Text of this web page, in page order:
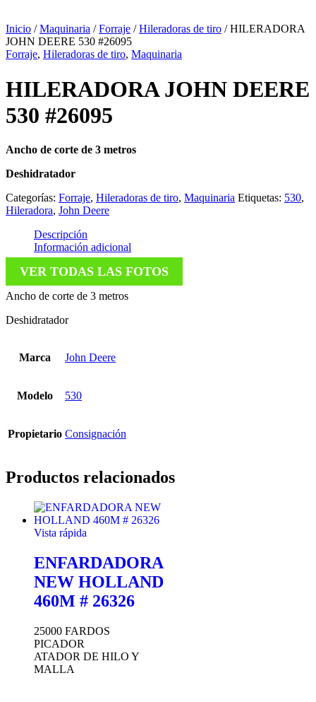
Inicio /Maquinaria /Forraje /Hileradoras de tiro / HILERADORA
JOHN DEERE 530 #26095
Forraje, Hileradoras de tiro, Maquinaria
HILERADORA JOHN DEERE
530 #26095
Ancho de corte de 3 metros
Deshidratador
Categorías: Forraje, Hileradoras de tiro, Maquinaria Etiquetas: 530,
Hileradora, John Deere
Descripción
Información adicional
VER TODAS LAS FOTOS
Ancho de corte de 3 metros
Deshidratador
Marca John Deere
Modelo 530
Propietario Consignación
Productos relacionados
Vista rápida
ENFARDADORA
NEW HOLLAND
460M # 26326
25000 FARDOS
PICADOR
ATADOR DE HILO Y
MALLA